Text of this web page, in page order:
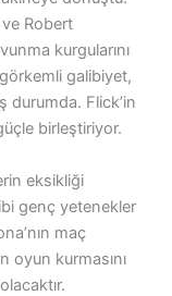
ve Robert
kurgularını
galibiyet,
durumda. Flick’in
birleştiriyor.
eksikliği
genç yetenekler
maç
oyun kurmasını